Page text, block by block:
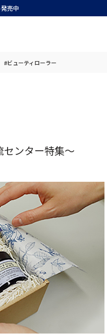
売中
#ビューティローラー
ンター特集～